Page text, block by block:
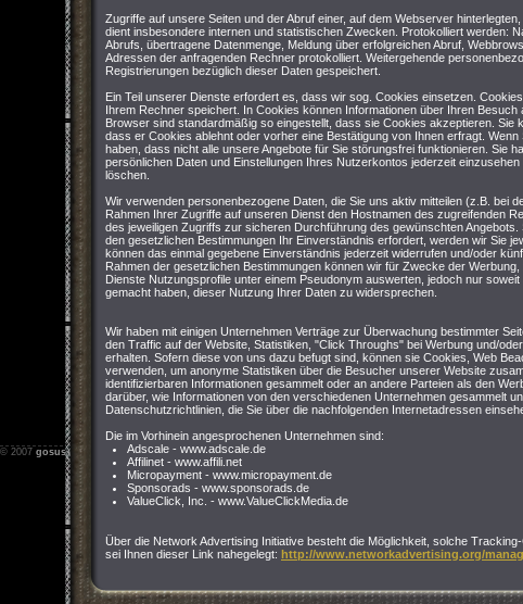
Zugriffe auf unsere Seiten und der Abruf einer, auf dem Webserver
dient insbesondere internen und statistischen Zwecken. Protokolliert werden:
Abrufs, übertragene Datenmenge, Meldung über erfolgreichen Abruf,
Adressen der anfragenden Rechner protokolliert. Weitergehende
Registrierungen bezüglich dieser Daten gespeichert.
Ein Teil unserer Dienste erfordert es, dass wir sog. Cookies einsetzen.
Ihrem Rechner speichert. In Cookies können Informationen über Ihren
Browser sind standardmäßig so eingestellt, dass sie Cookies akzeptieren. Sie
dass er Cookies ablehnt oder vorher eine Bestätigung von Ihnen erfragt.
haben, dass nicht alle unsere Angebote für Sie störungsfrei funktionieren. Sie
persönlichen Daten und Einstellungen Ihres Nutzerkontos jederzeit
löschen.
Wir verwenden personenbezogene Daten, die Sie uns aktiv mitteilen (z.B. bei
Rahmen Ihrer Zugriffe auf unseren Dienst den Hostnamen des zugreifenden
des jeweiligen Zugriffs zur sicheren Durchführung des gewünschten
den gesetzlichen Bestimmungen Ihr Einverständnis erfordert, werden wir Sie
können das einmal gegebene Einverständnis jederzeit widerrufen und/oder
Rahmen der gesetzlichen Bestimmungen können wir für Zwecke der
Dienste Nutzungsprofile unter einem Pseudonym auswerten, jedoch nur
gemacht haben, dieser Nutzung Ihrer Daten zu widersprechen.
Wir haben mit einigen Unternehmen Verträge zur Überwachung bestimmter
den Traffic auf der Website, Statistiken, "Click Throughs" bei Werbung und/
erhalten. Sofern diese von uns dazu befugt sind, können sie Cookies, Web
verwenden, um anonyme Statistiken über die Besucher unserer Website
identifizierbaren Informationen gesammelt oder an andere Parteien als den
darüber, wie Informationen von den verschiedenen Unternehmen gesammelt
Datenschutzrichtlinien, die Sie über die nachfolgenden Internetadressen
Die im Vorhinein angesprochenen Unternehmen sind:
Adscale - www.adscale.de
Affilinet - www.affili.net
Micropayment - www.micropayment.de
Sponsorads - www.sponsorads.de
ValueClick, Inc. - www.ValueClickMedia.de
Über die Network Advertising Initiative besteht die Möglichkeit, solche
sei Ihnen dieser Link nahegelegt: http://www.networkadvertising.org/
© 2007 gosus.net Impressum-Nutzungsbedingungen